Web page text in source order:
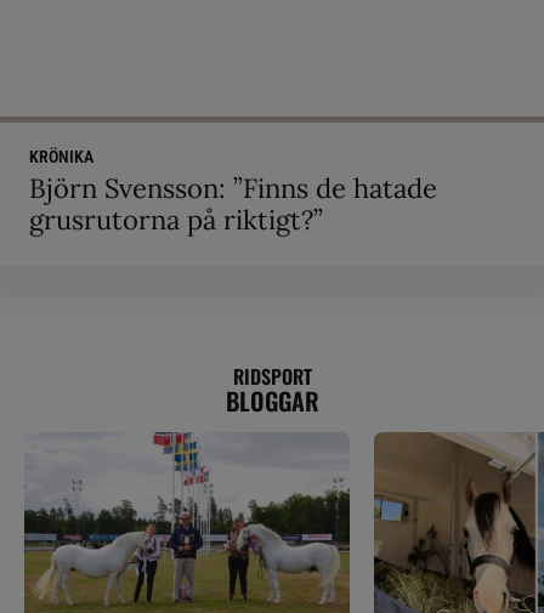
KRÖNIKA
Björn Svensson: ”Finns de hatade
grusrutorna på riktigt?”
RIDSPORT
BLOGGAR